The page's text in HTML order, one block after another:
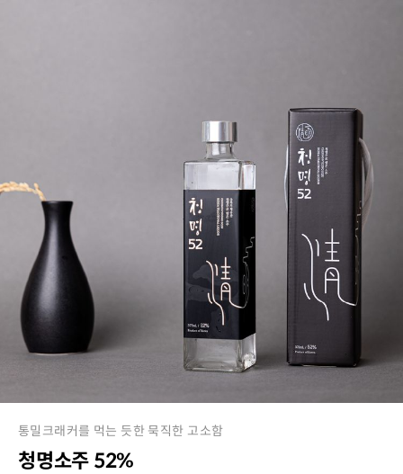
통밀크래커를 먹는 듯한 묵직한 고소함
청명소주 52%